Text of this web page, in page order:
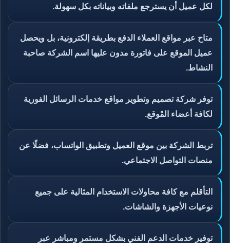
لكل عميل أن يسترجع ملفاته وبياناته بكل سهولة.
متاح عبر مواقع العملاء الدفع بطريقة إلكترونية، بل ويحصل
عميل الموقع على فاتورة مدون عليها اسم الشركة صاحبة
النشاط.
توفر شركة تصميم وتطوير مواقع خدمات الرسائل الفورية
لكافة أعضاء المْوقع.
تربط الشركة بين موقع العميل وتطبيق الواتساب، فضلًا عن
منصات التواصل الاجتماعي.
التأقلم مع كافة محاولات الاستخدام المثالية على جميع
نوعيات الأجهزة والشاشات.
توفير خدمات الدعم الفني بشكل مستمر ومباشر عبر